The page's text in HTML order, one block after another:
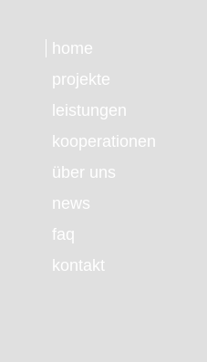
home
projekte
leistungen
kooperationen
über uns
news
faq
kontakt